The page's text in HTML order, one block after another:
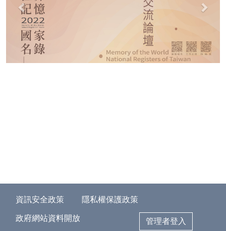
資訊安全政策 隱私權保護政策
政府網站資料開放 管理者登入